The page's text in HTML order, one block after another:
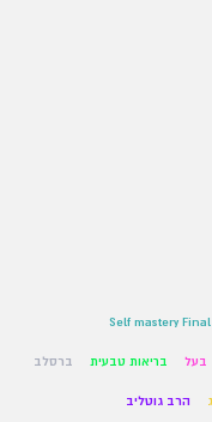
Self mastery
בעל בריאות טבעית ברסלב
הרב גוטליב